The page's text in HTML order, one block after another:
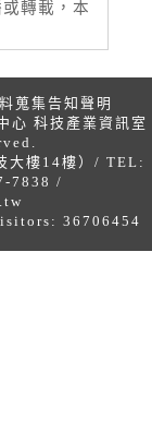
轉載，本
蒐集告知聲明
心 科技產業資訊室
大樓14樓）/ TEL:
7838 /
36706454